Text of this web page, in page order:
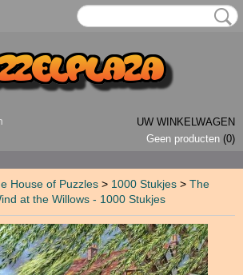
UW WINKELWAGEN
Geen producten (0)
House of Puzzles > 1000 Stukjes > The
at the Willows - 1000 Stukjes